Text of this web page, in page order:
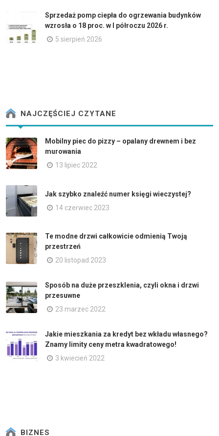
Sprzedaż pomp ciepła do ogrzewania budynków
wzrosła o 18 proc. w I półroczu 2026 r.
5 sierpień 2026
NAJCZĘŚCIEJ CZYTANE
Mobilny piec do pizzy – opalany drewnem i bez
murowania
13 lipiec 2022
Jak szybko znaleźć numer księgi wieczystej?
14 czerwiec 2023
Te modne drzwi całkowicie odmienią Twoją
przestrzeń
20 listopad 2023
Sposób na duże przeszklenia, czyli okna i drzwi
przesuwne
23 marzec 2022
Jakie mieszkania za kredyt bez wkładu własnego?
Znamy limity ceny metra kwadratowego!
3 kwiecień 2022
BIZNES